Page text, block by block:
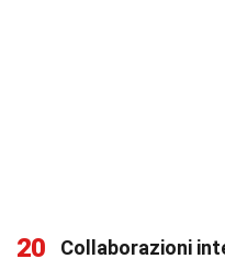
20 Collaborazioni